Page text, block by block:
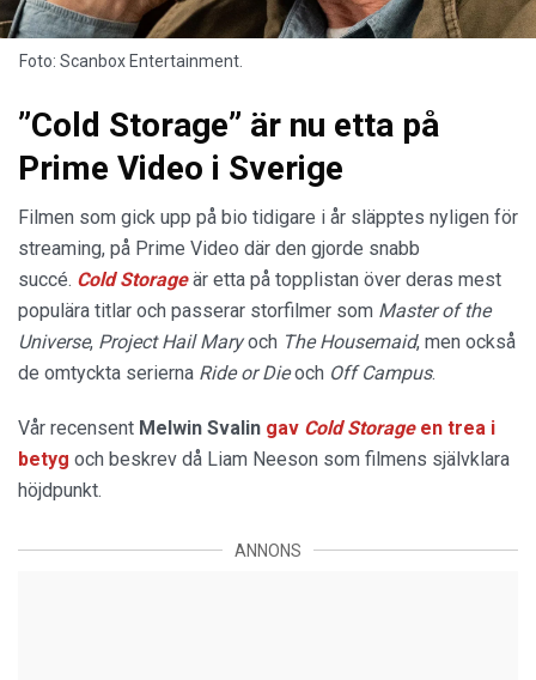
Foto: Scanbox Entertainment.
”Cold Storage” är nu etta på
Prime Video i Sverige
Filmen som gick upp på bio tidigare i år släpptes nyligen för
streaming, på Prime Video där den gjorde snabb
succé. Cold Storage är etta på topplistan över deras mest
populära titlar och passerar storfilmer som Master of the
Universe, Project Hail Maryoch The Housemaid, men också
de omtyckta serierna Ride or Dieoch Off Campus.
Vår recensent Melwin Svalin gav Cold Storage en trea i
betyg och beskrev då Liam Neeson som filmens självklara
höjdpunkt.
ANNONS